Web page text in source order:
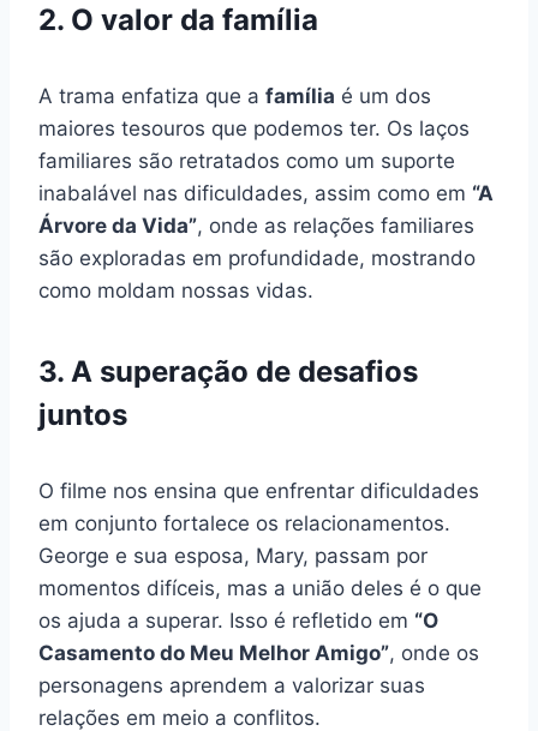
2. O valor da família
A trama enfatiza que a família é um dos
maiores tesouros que podemos ter. Os laços
familiares são retratados como um suporte
inabalável nas dificuldades, assim como em “A
Árvore da Vida”, onde as relações familiares
são exploradas em profundidade, mostrando
como moldam nossas vidas.
3. A superação de desafios
juntos
O filme nos ensina que enfrentar dificuldades
em conjunto fortalece os relacionamentos.
George e sua esposa, Mary, passam por
momentos difíceis, mas a união deles é o que
os ajuda a superar. Isso é refletido em “O
Casamento do Meu Melhor Amigo”, onde os
personagens aprendem a valorizar suas
relações em meio a conflitos.